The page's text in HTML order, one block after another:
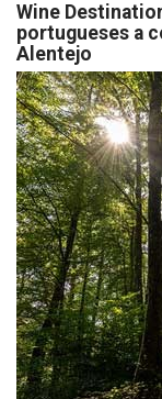
Wine
portugueses a
Alentejo